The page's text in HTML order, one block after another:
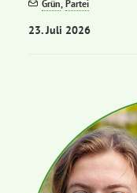
Aktuelles
Kontakt
Grün,Partei
23. Juli 2026